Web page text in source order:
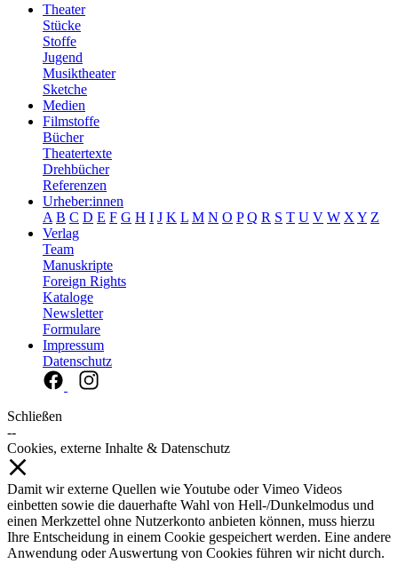
Theater
Stücke
Stoffe
Jugend
Musiktheater
Sketche
Medien
Filmstoffe
Bücher
Theatertexte
Drehbücher
Referenzen
Urheber:innen
A B C D E F G H I J K L M N O P Q R S T U V W X Y Z
Verlag
Team
Manuskripte
Foreign Rights
Kataloge
Newsletter
Formulare
Impressum
Datenschutz
Schließen
--
Cookies, externe Inhalte & Datenschutz
Damit wir externe Quellen wie Youtube oder Vimeo Videos
einbetten sowie die dauerhafte Wahl von Hell-/Dunkelmodus und
einen Merkzettel ohne Nutzerkonto anbieten können, muss hierzu
Ihre Entscheidung in einem Cookie gespeichert werden. Eine andere
Anwendung oder Auswertung von Cookies führen wir nicht durch.